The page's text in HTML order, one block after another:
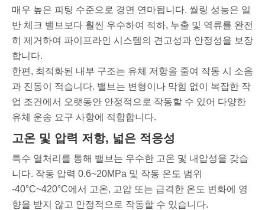
매우 높은 피팅 수준으로 경면 연마됩니다. 씰링 성능은 일
반 체크 밸브보다 훨씬 우수하여 적하, 누출 및 역류를 완전
히 제거하여 파이프라인 시스템의 견고성과 안정성을 보장
합니다.
한편, 최적화된 내부 구조는 유체 저항을 줄여 작동 시 소음
과 진동이 적습니다. 밸브는 변형이나 막힘 없이 복잡한 작
업 조건에서 오랫동안 안정적으로 작동할 수 있어 다양한
유체 운송 요구 사항에 적합합니다.
고온 및 압력 저항, 넓은 적응성
특수 열처리를 통해 밸브는 우수한 고온 및 내압성을 갖습
니다. 작동 압력 0.6~20MPa 및 작동 온도 범위
-40°C~420°C에서 고온, 고압 또는 급격한 온도 변화에 영
향을 받지 않고 안정적으로 작동할 수 있습니다.